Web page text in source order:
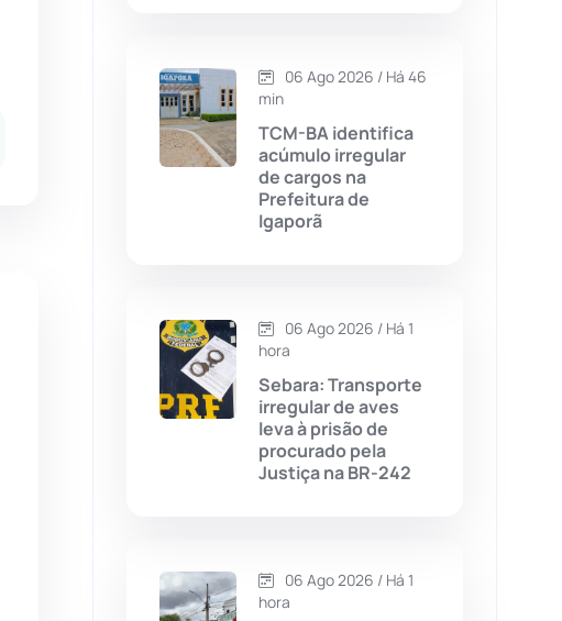
Caturama
Chapada Diamantina (430)
Cordeiros
Dom Basílio (391)
(1235)
Érico Cardoso
06 Ago 2026 / Há 46
min
TCM-BA identifica
acúmulo irregular
de cargos na
Prefeitura de
Igaporã
06 Ago 2026 / Há 1
hora
Sebara: Transporte
irregular de aves
leva à prisão de
procurado pela
Justiça na BR-242
06 Ago 2026 / Há 1
hora